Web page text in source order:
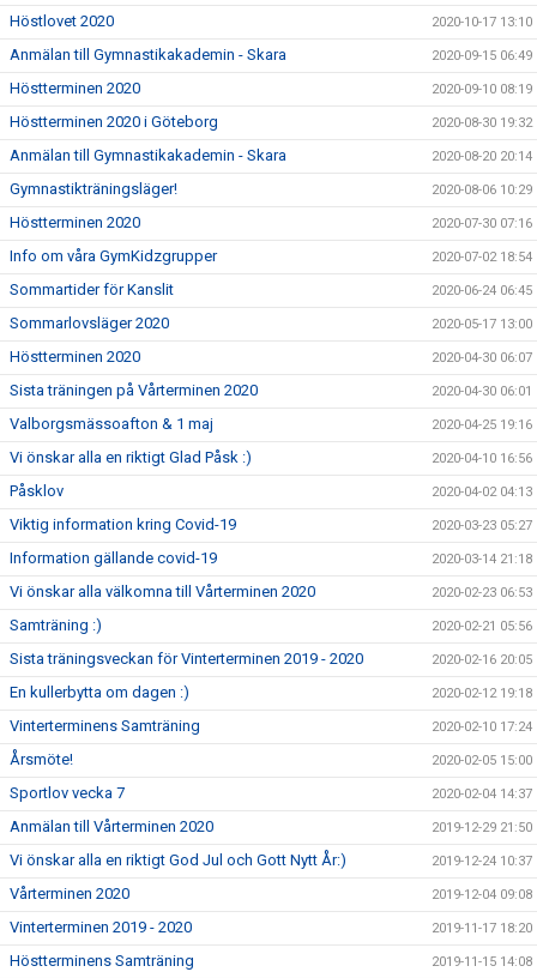
Höstlovet 2020 2020-10-17 13:10
Anmälan till Gymnastikakademin - Skara 2020-09-15 06:49
Höstterminen 2020 2020-09-10 08:19
Höstterminen 2020 i Göteborg 2020-08-30 19:32
Anmälan till Gymnastikakademin - Skara 2020-08-20 20:14
Gymnastikträningsläger! 2020-08-06 10:29
Höstterminen 2020 2020-07-30 07:16
Info om våra GymKidzgrupper 2020-07-02 18:54
Sommartider för Kanslit 2020-06-24 06:45
Sommarlovsläger 2020 2020-05-17 13:00
Höstterminen 2020 2020-04-30 06:07
Sista träningen på Vårterminen 2020 2020-04-30 06:01
Valborgsmässoafton & 1 maj 2020-04-25 19:16
Vi önskar alla en riktigt Glad Påsk :) 2020-04-10 16:56
Påsklov 2020-04-02 04:13
Viktig information kring Covid-19 2020-03-23 05:27
Information gällande covid-19 2020-03-14 21:18
Vi önskar alla välkomna till Vårterminen 2020 2020-02-23 06:53
Samträning :) 2020-02-21 05:56
Sista träningsveckan för Vinterterminen 2019 - 2020 2020-02-16 20:05
En kullerbytta om dagen :) 2020-02-12 19:18
Vinterterminens Samträning 2020-02-10 17:24
Årsmöte! 2020-02-05 15:00
Sportlov vecka 7 2020-02-04 14:37
Anmälan till Vårterminen 2020 2019-12-29 21:50
Vi önskar alla en riktigt God Jul och Gott Nytt År:) 2019-12-24 10:37
Vårterminen 2020 2019-12-04 09:08
Vinterterminen 2019 - 2020 2019-11-17 18:20
Höstterminens Samträning 2019-11-15 14:08